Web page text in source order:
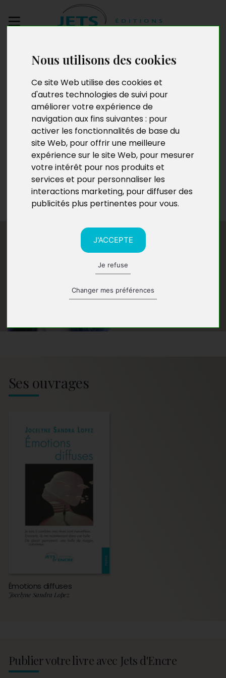
Nous utilisons des cookies
Ce site Web utilise des cookies et
d'autres technologies de suivi pour
améliorer votre expérience de
navigation aux fins suivantes : pour
activer les fonctionnalités de base du
site Web, pour offrir une meilleure
expérience sur le site Web, pour mesurer
votre intérêt pour nos produits et
services et pour personnaliser les
interactions marketing, pour diffuser des
publicités plus pertinentes pour vous.
J'ACCEPTE
Je refuse
Changer mes préférences
manuscrit
Jocelyne Sandra Lopez
Jocelyne Sandra Lopez est une jeune femme de
33 ans, amoureuse des arts. Sa passion de l’onirisme et
du romanesque a transcendé sa plume. Cette auteure
d’origine camerounaise, férue de sciences, use à bon
escient de son statut d’enseignante chercheuse pour
faire voyager les lecteurs dans son univers.
Ses ouvrages
Émotions diffuses
Jocelyne Sandra Lopez
Publier votre livre avec Jets d'Encre